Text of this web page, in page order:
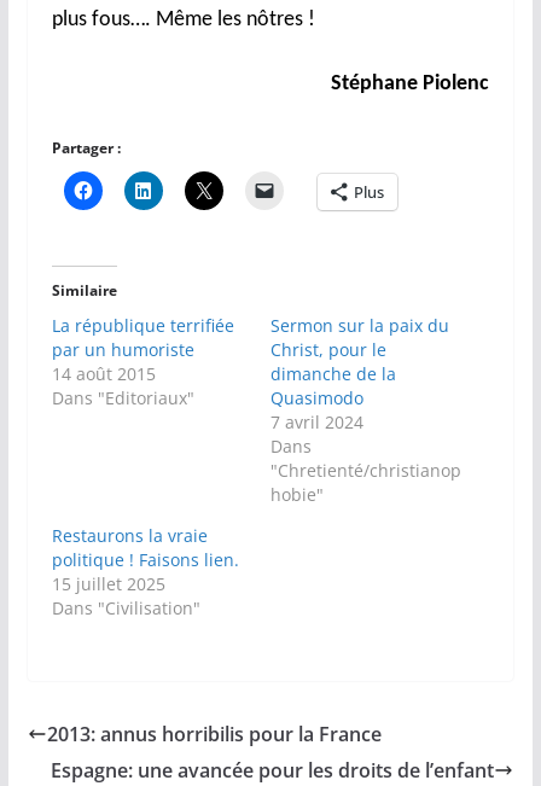
plus fous…. Même les nôtres !
Stéphane Piolenc
Partager :
Plus
Similaire
La république terrifiée
par un humoriste
14 août 2015
Dans "Editoriaux"
Sermon sur la paix du
Christ, pour le
dimanche de la
Quasimodo
7 avril 2024
Dans
"Chretienté/christianop
hobie"
Restaurons la vraie
politique ! Faisons lien.
15 juillet 2025
Dans "Civilisation"
2013: annus horribilis pour la France
Espagne: une avancée pour les droits de l’enfant